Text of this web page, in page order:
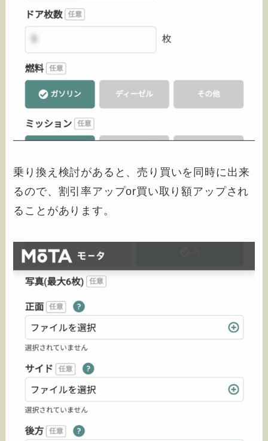
乗り換え検討があると、売り買いを同時に出来
るので、割引率アップor買い取り額アップされ
ることがあります。